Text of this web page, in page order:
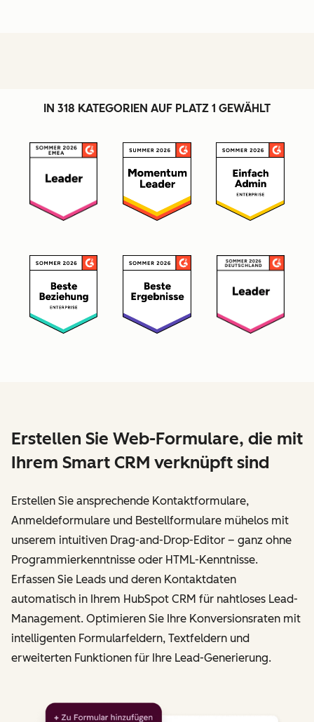
IN 318 KATEGORIEN AUF PLATZ 1 GEWÄHLT
Erstellen Sie Web-Formulare, die mit
Ihrem Smart CRM verknüpft sind
Erstellen Sie ansprechende Kontaktformulare,
Anmeldeformulare und Bestellformulare mühelos mit
unserem intuitiven Drag-and-Drop-Editor – ganz ohne
Programmierkenntnisse oder HTML-Kenntnisse.
Erfassen Sie Leads und deren Kontaktdaten
automatisch in Ihrem HubSpot CRM für nahtloses Lead-
Management. Optimieren Sie Ihre Konversionsraten mit
intelligenten Formularfeldern, Textfeldern und
erweiterten Funktionen für Ihre Lead-Generierung.